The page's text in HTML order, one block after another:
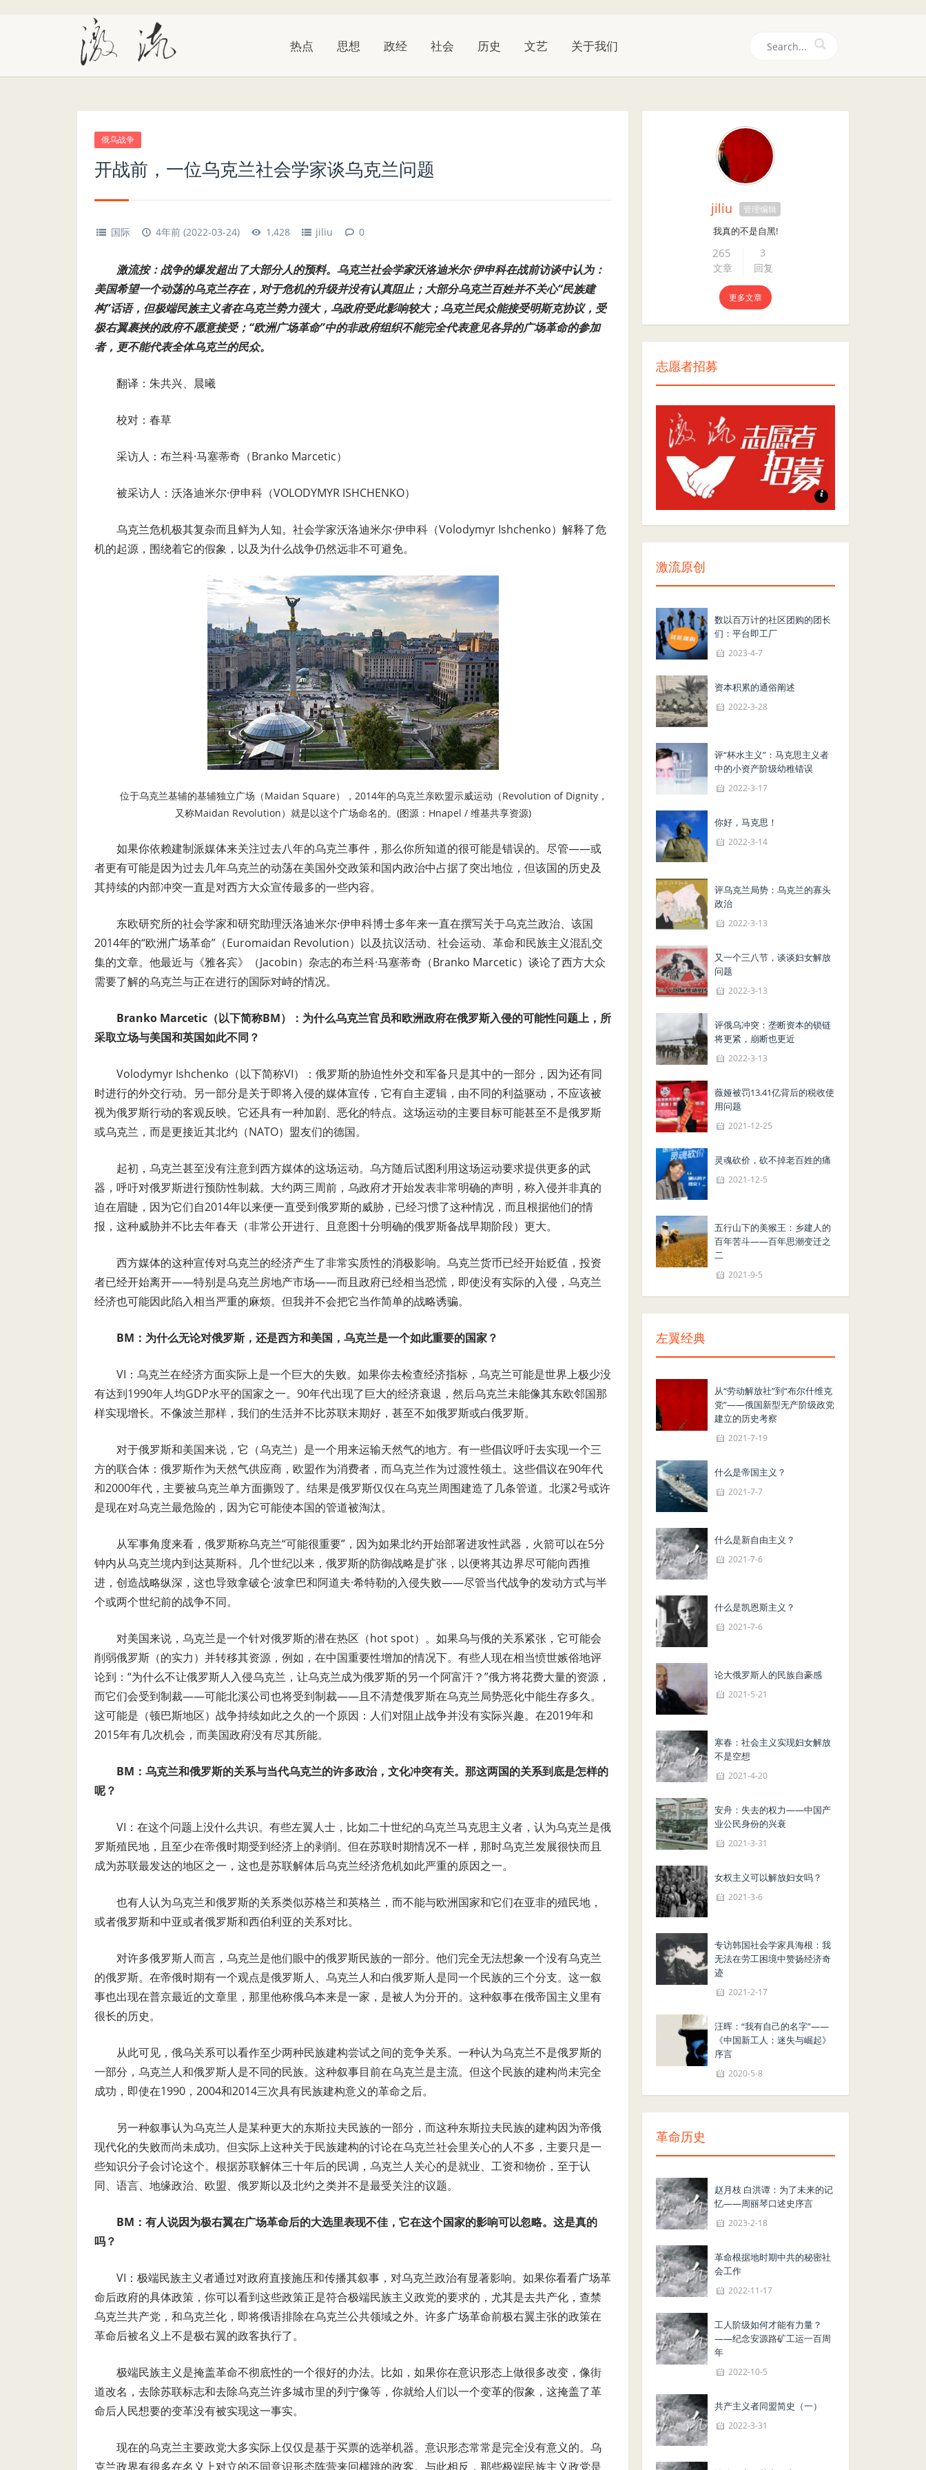
热点 思想 政经 社会 历史 文艺 关于我们
俄乌战争
开战前，一位乌克兰社会学家谈乌克兰问题
国际 4年前 (2022-03-24) 1,428 jiliu 0
激流按：战争的爆发超出了大部分人的预料。乌克兰社会学家沃洛迪米尔·伊申科在战前访谈中认为：
美国希望一个动荡的乌克兰存在，对于危机的升级并没有认真阻止；大部分乌克兰百姓并不关心“民族建
构”话语，但极端民族主义者在乌克兰势力强大，乌政府受此影响较大；乌克兰民众能接受明斯克协议，受
极右翼裹挟的政府不愿意接受；“欧洲广场革命”中的非政府组织不能完全代表意见各异的广场革命的参加
者，更不能代表全体乌克兰的民众。
翻译：朱共兴、晨曦
校对：春草
采访人：布兰科·马塞蒂奇（Branko Marcetic）
被采访人：沃洛迪米尔·伊申科（VOLODYMYR ISHCHENKO）
乌克兰危机极其复杂而且鲜为人知。社会学家沃洛迪米尔·伊申科（Volodymyr Ishchenko）解释了危
机的起源，围绕着它的假象，以及为什么战争仍然远非不可避免。
位于乌克兰基辅的基辅独立广场（Maidan Square），2014年的乌克兰亲欧盟示威运动（Revolution of Dignity，
又称Maidan Revolution）就是以这个广场命名的。(图源：Hnapel / 维基共享资源)
如果你依赖建制派媒体来关注过去八年的乌克兰事件，那么你所知道的很可能是错误的。尽管——或
者更有可能是因为过去几年乌克兰的动荡在美国外交政策和国内政治中占据了突出地位，但该国的历史及
其持续的内部冲突一直是对西方大众宣传最多的一些内容。
东欧研究所的社会学家和研究助理沃洛迪米尔·伊申科博士多年来一直在撰写关于乌克兰政治、该国
2014年的“欧洲广场革命”（Euromaidan Revolution）以及抗议活动、社会运动、革命和民族主义混乱交
集的文章。他最近与《雅各宾》（Jacobin）杂志的布兰科·马塞蒂奇（Branko Marcetic）谈论了西方大众
需要了解的乌克兰与正在进行的国际对峙的情况。
Branko Marcetic（以下简称BM）：为什么乌克兰官员和欧洲政府在俄罗斯入侵的可能性问题上，所
采取立场与美国和英国如此不同？
Volodymyr Ishchenko（以下简称VI）：俄罗斯的胁迫性外交和军备只是其中的一部分，因为还有同
时进行的外交行动。另一部分是关于即将入侵的媒体宣传，它有自主逻辑，由不同的利益驱动，不应该被
视为俄罗斯行动的客观反映。它还具有一种加剧、恶化的特点。这场运动的主要目标可能甚至不是俄罗斯
或乌克兰，而是更接近其北约（NATO）盟友们的德国。
起初，乌克兰甚至没有注意到西方媒体的这场运动。乌方随后试图利用这场运动要求提供更多的武
器，呼吁对俄罗斯进行预防性制裁。大约两三周前，乌政府才开始发表非常明确的声明，称入侵并非真的
迫在眉睫，因为它们自2014年以来便一直受到俄罗斯的威胁，已经习惯了这种情况，而且根据他们的情
报，这种威胁并不比去年春天（非常公开进行、且意图十分明确的俄罗斯备战早期阶段）更大。
西方媒体的这种宣传对乌克兰的经济产生了非常实质性的消极影响。乌克兰货币已经开始贬值，投资
者已经开始离开——特别是乌克兰房地产市场——而且政府已经相当恐慌，即使没有实际的入侵，乌克兰
经济也可能因此陷入相当严重的麻烦。但我并不会把它当作简单的战略诱骗。
BM：为什么无论对俄罗斯，还是西方和美国，乌克兰是一个如此重要的国家？
VI：乌克兰在经济方面实际上是一个巨大的失败。如果你去检查经济指标，乌克兰可能是世界上极少没
有达到1990年人均GDP水平的国家之一。90年代出现了巨大的经济衰退，然后乌克兰未能像其东欧邻国那
样实现增长。不像波兰那样，我们的生活并不比苏联末期好，甚至不如俄罗斯或白俄罗斯。
对于俄罗斯和美国来说，它（乌克兰）是一个用来运输天然气的地方。有一些倡议呼吁去实现一个三
方的联合体：俄罗斯作为天然气供应商，欧盟作为消费者，而乌克兰作为过渡性领土。这些倡议在90年代
和2000年代，主要被乌克兰单方面撕毁了。结果是俄罗斯仅仅在乌克兰周围建造了几条管道。北溪2号或许
是现在对乌克兰最危险的，因为它可能使本国的管道被淘汰。
从军事角度来看，俄罗斯称乌克兰“可能很重要”，因为如果北约开始部署进攻性武器，火箭可以在5分
钟内从乌克兰境内到达莫斯科。几个世纪以来，俄罗斯的防御战略是扩张，以便将其边界尽可能向西推
进，创造战略纵深，这也导致拿破仑·波拿巴和阿道夫·希特勒的入侵失败——尽管当代战争的发动方式与半
个或两个世纪前的战争不同。
对美国来说，乌克兰是一个针对俄罗斯的潜在热区（hot spot）。如果乌与俄的关系紧张，它可能会
削弱俄罗斯（的实力）并转移其资源，例如，在中国重要性增加的情况下。有些人现在相当愤世嫉俗地评
论到：“为什么不让俄罗斯人入侵乌克兰，让乌克兰成为俄罗斯的另一个阿富汗？”俄方将花费大量的资源，
而它们会受到制裁——可能北溪公司也将受到制裁——且不清楚俄罗斯在乌克兰局势恶化中能生存多久。
这可能是（顿巴斯地区）战争持续如此之久的一个原因：人们对阻止战争并没有实际兴趣。在2019年和
2015年有几次机会，而美国政府没有尽其所能。
BM：乌克兰和俄罗斯的关系与当代乌克兰的许多政治，文化冲突有关。那这两国的关系到底是怎样的
呢？
VI：在这个问题上没什么共识。有些左翼人士，比如二十世纪的乌克兰马克思主义者，认为乌克兰是俄
罗斯殖民地，且至少在帝俄时期受到经济上的剥削。但在苏联时期情况不一样，那时乌克兰发展很快而且
成为苏联最发达的地区之一，这也是苏联解体后乌克兰经济危机如此严重的原因之一。
也有人认为乌克兰和俄罗斯的关系类似苏格兰和英格兰，而不能与欧洲国家和它们在亚非的殖民地，
或者俄罗斯和中亚或者俄罗斯和西伯利亚的关系对比。
对许多俄罗斯人而言，乌克兰是他们眼中的俄罗斯民族的一部分。他们完全无法想象一个没有乌克兰
的俄罗斯。在帝俄时期有一个观点是俄罗斯人、乌克兰人和白俄罗斯人是同一个民族的三个分支。这一叙
事也出现在普京最近的文章里，那里他称俄乌本来是一家，是被人为分开的。这种叙事在俄帝国主义里有
很长的历史。
从此可见，俄乌关系可以看作至少两种民族建构尝试之间的竞争关系。一种认为乌克兰不是俄罗斯的
一部分，乌克兰人和俄罗斯人是不同的民族。这种叙事目前在乌克兰是主流。但这个民族的建构尚未完全
成功，即使在1990，2004和2014三次具有民族建构意义的革命之后。
另一种叙事认为乌克兰人是某种更大的东斯拉夫民族的一部分，而这种东斯拉夫民族的建构因为帝俄
现代化的失败而尚未成功。但实际上这种关于民族建构的讨论在乌克兰社会里关心的人不多，主要只是一
些知识分子会讨论这个。根据苏联解体三十年后的民调，乌克兰人关心的是就业、工资和物价，至于认
同、语言、地缘政治、欧盟、俄罗斯以及北约之类并不是最受关注的议题。
BM：有人说因为极右翼在广场革命后的大选里表现不佳，它在这个国家的影响可以忽略。这是真的
吗？
VI：极端民族主义者通过对政府直接施压和传播其叙事，对乌克兰政治有显著影响。如果你看看广场革
命后政府的具体政策，你可以看到这些政策正是符合极端民族主义政党的要求的，尤其是去共产化，查禁
乌克兰共产党，和乌克兰化，即将俄语排除在乌克兰公共领域之外。许多广场革命前极右翼主张的政策在
革命后被名义上不是极右翼的政客执行了。
极端民族主义是掩盖革命不彻底性的一个很好的办法。比如，如果你在意识形态上做很多改变，像街
道改名，去除苏联标志和去除乌克兰许多城市里的列宁像等，你就给人们以一个变革的假象，这掩盖了革
命后人民想要的变革没有被实现这一事实。
现在的乌克兰主要政党大多实际上仅仅是基于买票的选举机器。意识形态常常是完全没有意义的。乌
克兰政界有很多在名义上对立的不同意识形态阵营来回横跳的政客。与此相反，那些极端民族主义政党是
jiliu 管理编辑
我真的不是自黑!
265
文章
3
回复
更多文章
志愿者招募
志愿者招募
激流原创
数以百万计的社区团购的团长
们：平台即工厂
2023-4-7
资本积累的通俗阐述
2022-3-28
评“杯水主义”：马克思主义者
中的小资产阶级幼稚错误
2022-3-17
你好，马克思！
2022-3-14
评乌克兰局势：乌克兰的寡头
政治
2022-3-13
又一个三八节，谈谈妇女解放
问题
2022-3-13
评俄乌冲突：垄断资本的锁链
将更紧，崩断也更近
2022-3-13
薇娅被罚13.41亿背后的税收使
用问题
2021-12-25
灵魂砍价，砍不掉老百姓的痛
2021-12-5
五行山下的美猴王：乡建人的
百年苦斗——百年思潮变迁之
二
2021-9-5
左翼经典
从“劳动解放社”到“布尔什维克
党”——俄国新型无产阶级政党
建立的历史考察
2021-7-19
什么是帝国主义？
2021-7-7
什么是新自由主义？
2021-7-6
什么是凯恩斯主义？
2021-7-6
论大俄罗斯人的民族自豪感
2021-5-21
寒春：社会主义实现妇女解放
不是空想
2021-4-20
安舟：失去的权力——中国产
业公民身份的兴衰
2021-3-31
女权主义可以解放妇女吗？
2021-3-6
专访韩国社会学家具海根：我
无法在劳工困境中赞扬经济奇
迹
2021-2-17
汪晖：“我有自己的名字”——
《中国新工人：迷失与崛起》
序言
2020-5-8
革命历史
赵月枝 白洪谭：为了未来的记
忆——周丽琴口述史序言
2023-2-18
革命根据地时期中共的秘密社
会工作
2022-11-17
工人阶级如何才能有力量？
——纪念安源路矿工运一百周
年
2022-10-5
共产主义者同盟简史（一）
2022-3-31